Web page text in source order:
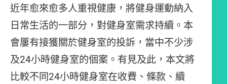
近年愈來愈多人重視健康，將健身運動納入
日常生活的一部分，對健身室需求持續。本
會屢有接獲關於健身室的投訴，當中不少涉
及24小時健身室的個案。有見及此，本文將
比較不同24小時健身室在收費、條款、續